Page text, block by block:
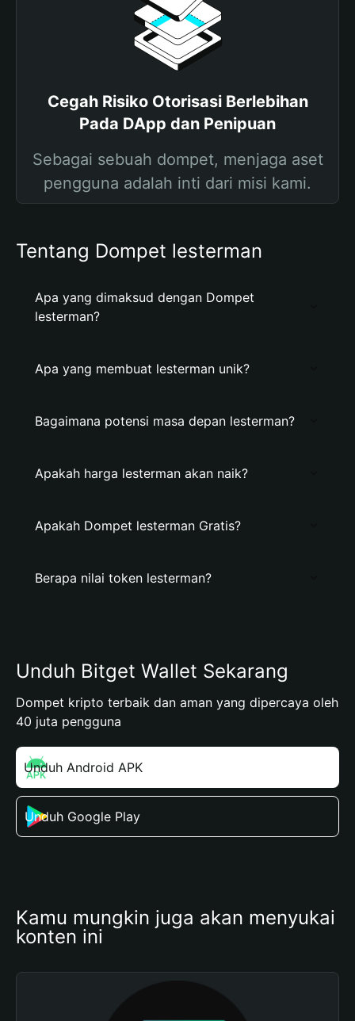
Cegah Risiko Otorisasi Berlebihan
Pada DApp dan Penipuan
Sebagai sebuah dompet, menjaga aset
pengguna adalah inti dari misi kami.
Tentang Dompet lesterman
Apa yang dimaksud dengan Dompet
lesterman?
Apa yang membuat lesterman unik?
Bagaimana potensi masa depan lesterman?
Apakah harga lesterman akan naik?
Apakah Dompet lesterman Gratis?
Berapa nilai token lesterman?
Unduh Bitget Wallet Sekarang
Dompet kripto terbaik dan aman yang dipercaya oleh
40 juta pengguna
Unduh Android APK
Unduh Google Play
Kamu mungkin juga akan menyukai
konten ini